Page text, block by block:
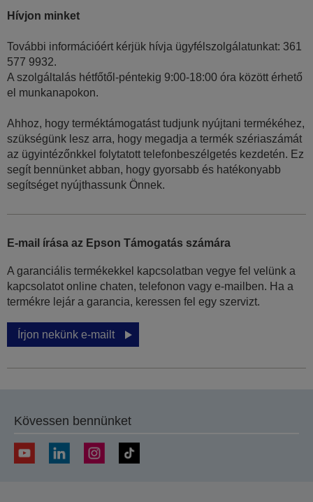
Hívjon minket
További információért kérjük hívja ügyfélszolgálatunkat: 361
577 9932.
A szolgáltalás hétfőtől-péntekig 9:00-18:00 óra között érhető
el munkanapokon.
Ahhoz, hogy terméktámogatást tudjunk nyújtani termékéhez,
szükségünk lesz arra, hogy megadja a termék szériaszámát
az ügyintézőnkkel folytatott telefonbeszélgetés kezdetén. Ez
segít bennünket abban, hogy gyorsabb és hatékonyabb
segítséget nyújthassunk Önnek.
E-mail írása az Epson Támogatás számára
A garanciális termékekkel kapcsolatban vegye fel velünk a
kapcsolatot online chaten, telefonon vagy e-mailben. Ha a
termékre lejár a garancia, keressen fel egy szervizt.
Írjon nekünk e-mailt
Kövessen bennünket